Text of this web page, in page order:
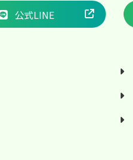
公式LINE